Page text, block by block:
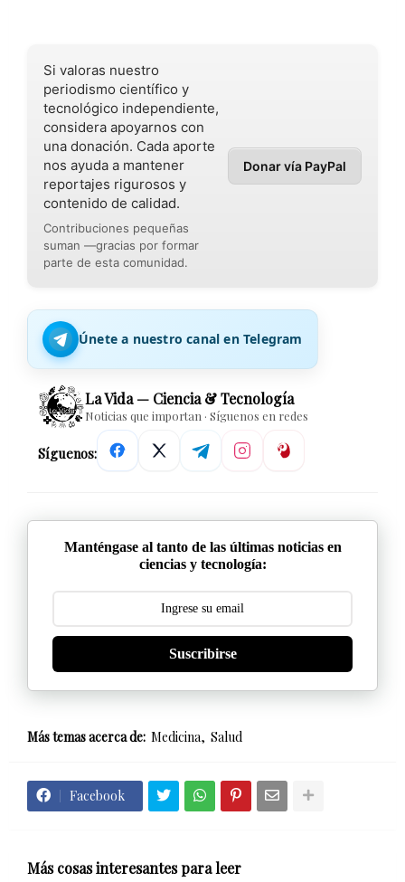
Si valoras nuestro
periodismo científico y
tecnológico independiente,
considera apoyarnos con
una donación. Cada aporte
nos ayuda a mantener
reportajes rigurosos y
contenido de calidad.
Contribuciones pequeñas
suman —gracias por formar
parte de esta comunidad.
Donar vía PayPal
Únete a nuestro canal en Telegram
La Vida — Ciencia & Tecnología
Noticias que importan · Síguenos en redes
Síguenos:
Manténgase al tanto de las últimas noticias en
ciencias y tecnología:
Suscribirse
Más temas acerca de: Medicina Salud
Facebook
Más cosas interesantes para leer